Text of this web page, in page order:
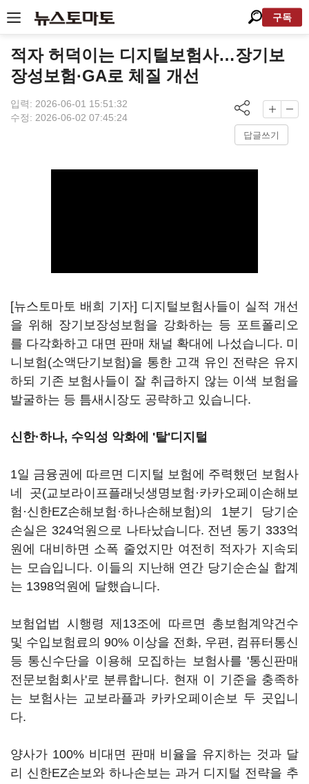
구독
적자 허덕이는 디지털보험사…장기보
장성보험·GA로 체질 개선
입력: 2026-06-01 15:51:32
수정: 2026-06-02 07:45:24
답글쓰기
[뉴스토마토 배희 기자] 디지털보험사들이 실적 개선
을 위해 장기보장성보험을 강화하는 등 포트폴리오
를 다각화하고 대면 판매 채널 확대에 나섰습니다. 미
니보험(소액단기보험)을 통한 고객 유인 전략은 유지
하되 기존 보험사들이 잘 취급하지 않는 이색 보험을
발굴하는 등 틈새시장도 공략하고 있습니다.
신한·하나, 수익성 악화에 '탈'디지털
1일 금융권에 따르면 디지털 보험에 주력했던 보험사
네 곳(교보라이프플래닛생명보험·카카오페이손해보
험·신한EZ손해보험·하나손해보험)의 1분기 당기순
손실은 324억원으로 나타났습니다. 전년 동기 333억
원에 대비하면 소폭 줄었지만 여전히 적자가 지속되
는 모습입니다. 이들의 지난해 연간 당기순손실 합계
는 1398억원에 달했습니다.
보험업법 시행령 제13조에 따르면 총보험계약건수
및 수입보험료의 90% 이상을 전화, 우편, 컴퓨터통신
등 통신수단을 이용해 모집하는 보험사를 '통신판매
전문보험회사'로 분류합니다. 현재 이 기준을 충족하
는 보험사는 교보라플과 카카오페이손보 두 곳입니
다.
양사가 100% 비대면 판매 비율을 유지하는 것과 달
리 신한EZ손보와 하나손보는 과거 디지털 전략을 추